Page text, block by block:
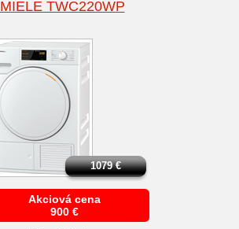
MIELE TWC220WP
Akciová cena
900 €
1079€